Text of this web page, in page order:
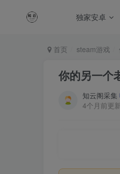
独家安卓
首页 steam游戏
你的另一个
知云阁采集
4个月前更